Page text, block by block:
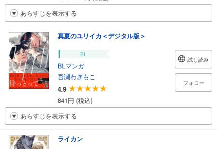
あらすじを表示する
真夏のユリイカ＜デジタル版＞
BL
BLマンガ
吾瀬わぎもこ
4.9
841円 (税込)
試し読み
フォロー
あらすじを表示する
ライカン